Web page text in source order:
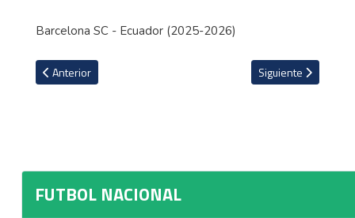
Barcelona SC - Ecuador (2025-2026)
Artículo anterior: David Gómez, el elegido para la vuelta de la
Anterior Artículo siguiente:
Siguiente
FUTBOL NACIONAL